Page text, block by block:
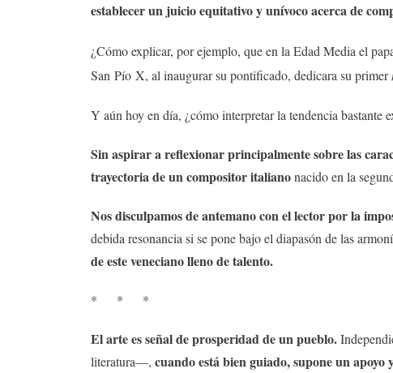
establecer un juicio equitativo y unívoco acerca de
¿Cómo explicar, por ejemplo, que en la Edad Media el
San Pío X, al inaugurar su pontificado, dedicara su primer
Y aún hoy en día, ¿cómo interpretar la tendencia bastante
Sin aspirar a reflexionar principalmente sobre las
trayectoria de un compositor italianonacido en la
Nos disculpamos de antemano con el lector por la
debida resonancia si se pone bajo el diapasón de las
de este veneciano lleno de talento.
* * *
El arte es señal de prosperidad de un pueblo.
literatura—, cuando está bien guiado, supone un